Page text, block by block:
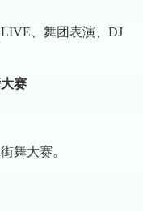
、舞团表演、DJ
赛
舞大赛。